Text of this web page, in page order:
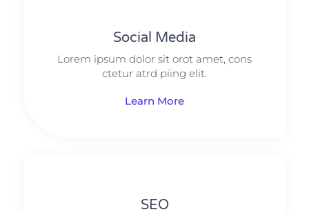
Social Media​​
Lorem ipsum dolor sit orot amet, cons
ctetur atrd piing elit.​
Learn More
SEO